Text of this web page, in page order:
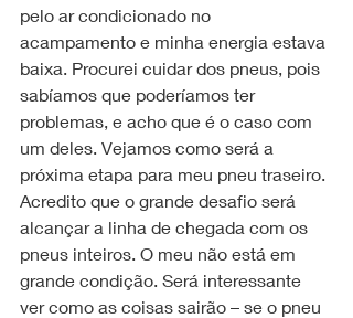
pelo ar condicionado no
acampamento e minha energia estava
baixa. Procurei cuidar dos pneus, pois
sabíamos que poderíamos ter
problemas, e acho que é o caso com
um deles. Vejamos como será a
próxima etapa para meu pneu traseiro.
Acredito que o grande desafio será
alcançar a linha de chegada com os
pneus inteiros. O meu não está em
grande condição. Será interessante
ver como as coisas sairão – se o pneu